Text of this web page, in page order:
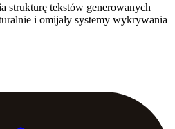
strukturę tekstów generowanych
i omijały systemy wykrywania